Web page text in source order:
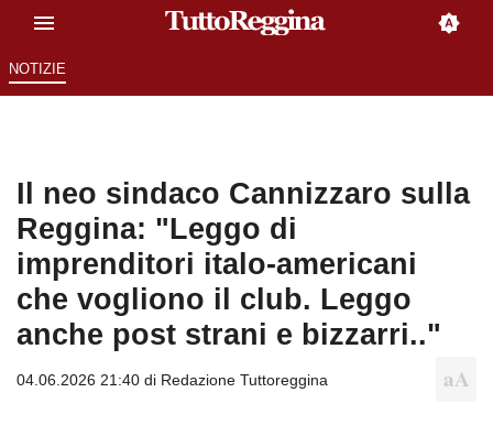
NOTIZIE
Il neo sindaco Cannizzaro sulla
Reggina: "Leggo di
imprenditori italo-americani
che vogliono il club. Leggo
anche post strani e bizzarri.."
04.06.2026 21:40 di Redazione Tuttoreggina